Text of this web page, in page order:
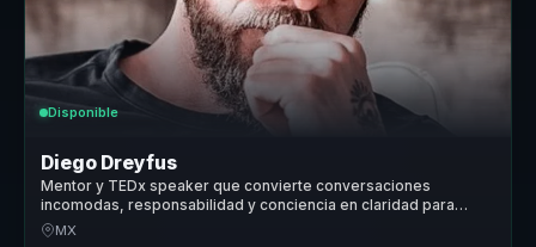
Disponible
Diego Dreyfus
Mentor y TEDx speaker que convierte conversaciones
incomodas, responsabilidad y conciencia en claridad para
lideres y equipos.
MX